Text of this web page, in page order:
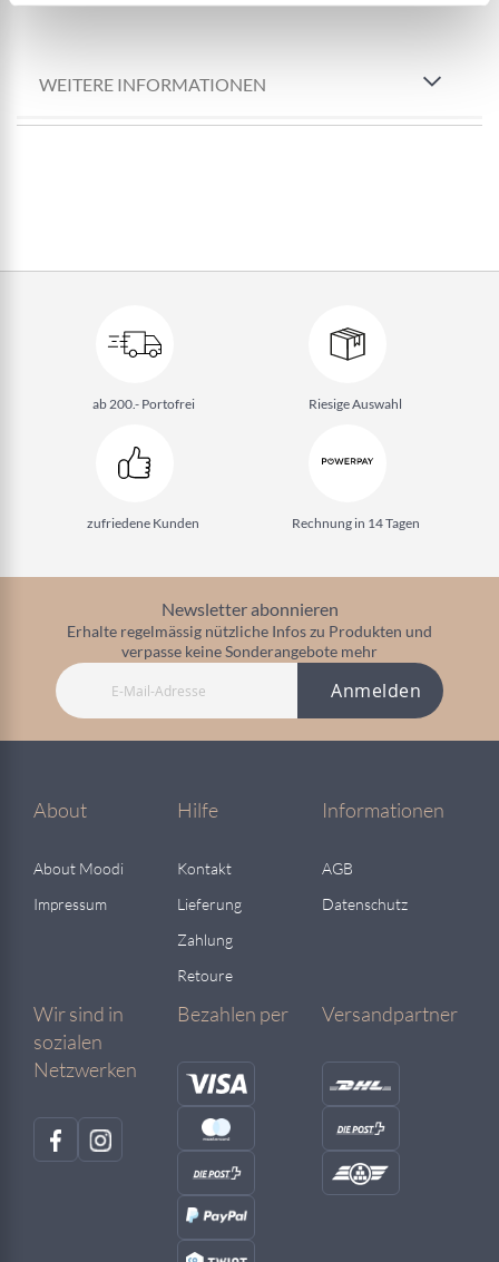
WEITERE INFORMATIONEN
ab 200.- Portofrei Riesige Auswahl
zufriedene Kunden Rechnung in 14 Tagen
Newsletter abonnieren
Erhalte regelmässig nützliche Infos zu Produkten und
verpasse keine Sonderangebote mehr
Anmelden
About
About Moodi
Impressum
Hilfe
Kontakt
Lieferung
Zahlung
Retoure
Informationen
AGB
Datenschutz
Wir sind in
sozialen
Netzwerken
Bezahlen per Versandpartner